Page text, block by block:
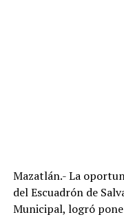
Mazatlán.- La
del Escuadrón de
Municipal, logró